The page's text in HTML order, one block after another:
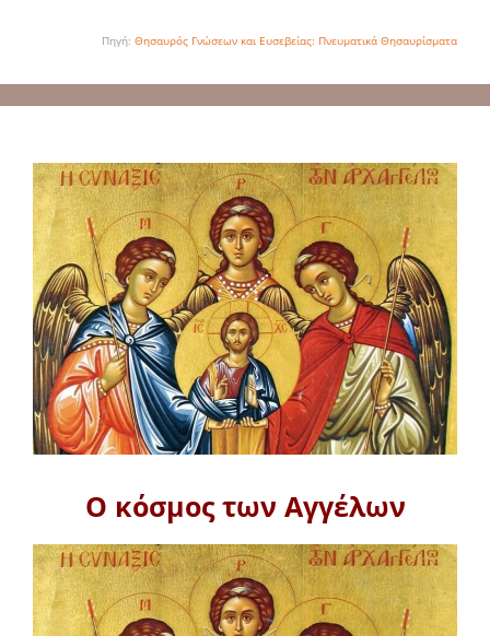
Πηγή: Θησαυρός Γνώσεων και Ευσεβείας: Πνευματικά Θησαυρίσματα
Ο κόσμος των Αγγέλων